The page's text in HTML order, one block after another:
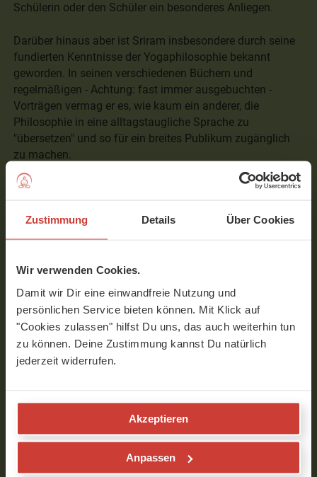
Zustimmung Details Über Cookies
Wir verwenden Cookies.
Damit wir Dir eine einwandfreie Nutzung und
persönlichen Service bieten können. Mit Klick auf
"Cookies zulassen" hilfst Du uns, das auch weiterhin tun
zu können. Deine Zustimmung kannst Du natürlich
jederzeit widerrufen.
Akzeptieren
Anpassen
Schülerin oder den Schüler ein besonderes Anliegen.
Darüber hinaus aber ist Sriram insbesondere durch seine
fundierten Kenntnisse der Yogaphilosophie bekannt
geworden. In seinen verschiedenen Büchern und
regelmäßigen - Achtung: fast immer ausgebuchten -
Vorträgen vermag er es, wie kaum ein anderer, die
Philosophie in eine alltagstaugliche Sprache zu
"übersetzen" und so für ein breites Publikum zugänglich
zu machen.
Wir sind sehr dankbar, dass Sriram einige Videos über die
Wenn Du Sriram gerne mal live erleben möchtest, dann
findest Du seine aktuellen Termine unter
Sriram ist auch als Autor einiger
geworden, seine Übersetzung des Yogasutra von Patanjali
gilt als Standardlektüre für alle Yogalehrer:innen.
Interview mit R. Sriram